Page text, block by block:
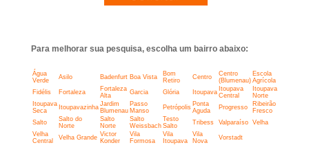
Para melhorar sua pesquisa, escolha um bairro abaixo:
Água
Verde
Asilo Badenfurt Boa Vista
Bom
Retiro
Centro
Centro
(Blumenau)
Escola
Agrícola
Fidélis
Fortaleza
Fortaleza
Alta
Garcia Glória Itoupava Itoupava
Central
Itoupava
Norte
Itoupava
Seca
Itoupavazinha Jardim
Blumenau
Passo
Manso
Petrópolis Ponta
Aguda
Progresso
Ribeirão
Fresco
Salto
Salto do
Norte
Salto
Norte
Salto
Weissbach
Testo
Salto
Tribess Valparaíso
Velha
Velha
Central
Velha Grande Victor
Konder
Vila
Formosa
Vila
Itoupava
Vila
Nova
Vorstadt